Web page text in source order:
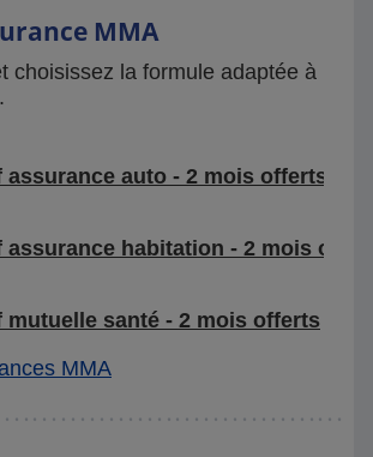
MMA
choisissez la formule adaptée à
assurance auto - 2 mois offerts
assurance habitation - 2 mois
mutuelle santé - 2 mois offerts
MMA